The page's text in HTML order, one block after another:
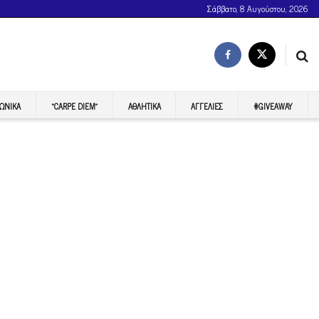
Σάββατο, 8 Αυγούστου, 2026
“CARPE DIEM” ΑΘΛΗΤΙΚΆ ΑΓΓΕΛΊΕΣ #GIVEAWAY